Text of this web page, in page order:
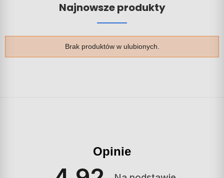
Najnowsze produkty
Brak produktów w ulubionych.
Opinie